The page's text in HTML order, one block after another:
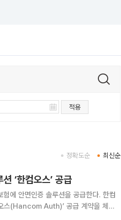
적용
최신순
정확도순
‘한컴오스’ 공급
안면인증 솔루션을 공급한다. 한컴
스(Hancom Auth)’ 공급 계약을 체결